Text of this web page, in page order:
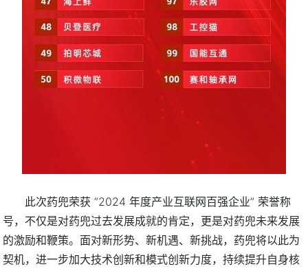
此次药兜荣获 “2024 年度产业互联网百强企业” 荣誉称
号，不仅是对药兜过去发展成就的肯定，更是对药兜未来发展
的激励和鞭策。面对新形势、新机遇、新挑战，药兜将以此为
契机，进一步加大技术创新和模式创新力度，持续提升自身核